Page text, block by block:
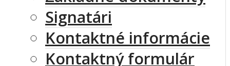
Signatári
Kontaktné informácie
Kontaktný formulár